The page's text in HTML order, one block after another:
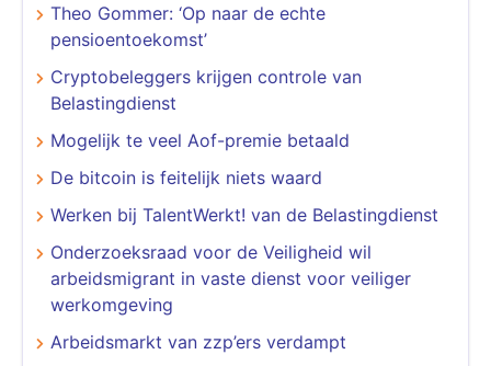
Theo Gommer: ‘Op naar de echte
pensioentoekomst’
Cryptobeleggers krijgen controle van
Belastingdienst
Mogelijk te veel Aof-premie betaald
De bitcoin is feitelijk niets waard
Werken bij TalentWerkt! van de Belastingdienst
Onderzoeksraad voor de Veiligheid wil
arbeidsmigrant in vaste dienst voor veiliger
werkomgeving
Arbeidsmarkt van zzp’ers verdampt